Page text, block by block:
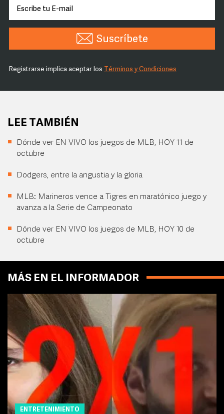
Suscríbete
Registrarse implica aceptar los Términos y Condiciones
LEE TAMBIÉN
Dónde ver EN VIVO los juegos de MLB, HOY 11 de
octubre
Dodgers, entre la angustia y la gloria
MLB: Marineros vence a Tigres en maratónico juego y
avanza a la Serie de Campeonato
Dónde ver EN VIVO los juegos de MLB, HOY 10 de
octubre
MÁS EN EL INFORMADOR
ENTRETENIMIENTO